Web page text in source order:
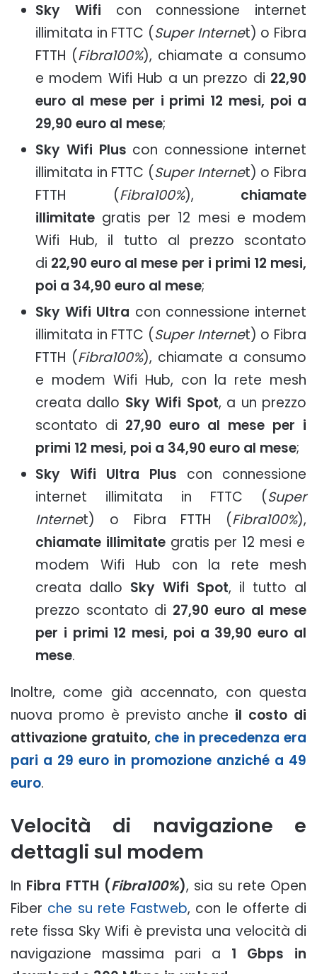
Sky Wifi con connessione internet
illimitata in FTTC (Super Internet) o Fibra
FTTH (Fibra100%), chiamate a consumo
e modem Wifi Hub a un prezzo di 22,90
euro al mese per i primi 12 mesi, poi a
29,90 euro al mese;
Sky Wifi Plus con connessione internet
illimitata in FTTC (Super Internet) o Fibra
FTTH (Fibra100%), chiamate
illimitate gratis per 12 mesi e modem
Wifi Hub, il tutto al prezzo scontato
di 22,90 euro al mese per i primi 12 mesi,
poi a 34,90 euro al mese;
Sky Wifi Ultra con connessione internet
illimitata in FTTC (Super Internet) o Fibra
FTTH (Fibra100%), chiamate a consumo
e modem Wifi Hub, con la rete mesh
creata dallo Sky Wifi Spot, a un prezzo
scontato di 27,90 euro al mese per i
primi 12 mesi, poi a 34,90 euro al mese;
Sky Wifi Ultra Plus con connessione
internet illimitata in FTTC (Super
Internet) o Fibra FTTH (Fibra100%),
chiamate illimitate gratis per 12 mesi e
modem Wifi Hub con la rete mesh
creata dallo Sky Wifi Spot, il tutto al
prezzo scontato di 27,90 euro al mese
per i primi 12 mesi, poi a 39,90 euro al
mese.
Inoltre, come già accennato, con questa
nuova promo è previsto anche il costo di
attivazione gratuito, che in precedenza era
pari a 29 euro in promozione anziché a 49
euro.
Velocità di navigazione e
dettagli sul modem
In Fibra FTTH (Fibra100%), sia su rete Open
Fiber che su rete Fastweb, con le offerte di
rete fissa Sky Wifi è prevista una velocità di
navigazione massima pari a 1 Gbps in